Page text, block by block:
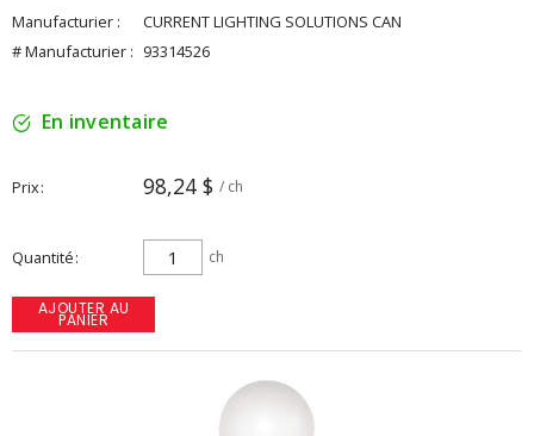
Manufacturier :
CURRENT LIGHTING SOLUTIONS CAN
# Manufacturier : 93314526
En inventaire
Prix 98,24 $ / ch
Quantité ch
AJOUTER AU
PANIER